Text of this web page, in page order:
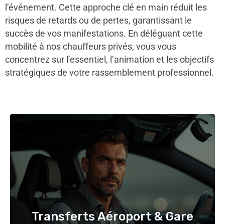
l’événement. Cette approche clé en main réduit les
risques de retards ou de pertes, garantissant le
succès de vos manifestations. En déléguant cette
mobilité à nos chauffeurs privés, vous vous
concentrez sur l’essentiel, l’animation et les objectifs
stratégiques de votre rassemblement professionnel.
Transferts Aéroport & Gare